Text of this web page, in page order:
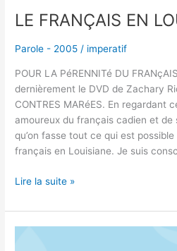
LE FRANÇAIS EN
Parole - 2005 / imperatif
POUR LA PéRENNITé DU
dernièrement le DVD de Zachary
CONTRES MARéES. En regardant
amoureux du français cadien et de
qu’on fasse tout ce qui est
français en Louisiane. Je suis
Lire la suite »